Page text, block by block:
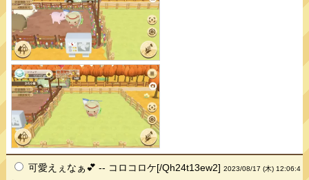
可愛えぇなぁ💕 -- コロコロケ[/Qh24t13ew2]2023/08/17 (木) 12:06:4